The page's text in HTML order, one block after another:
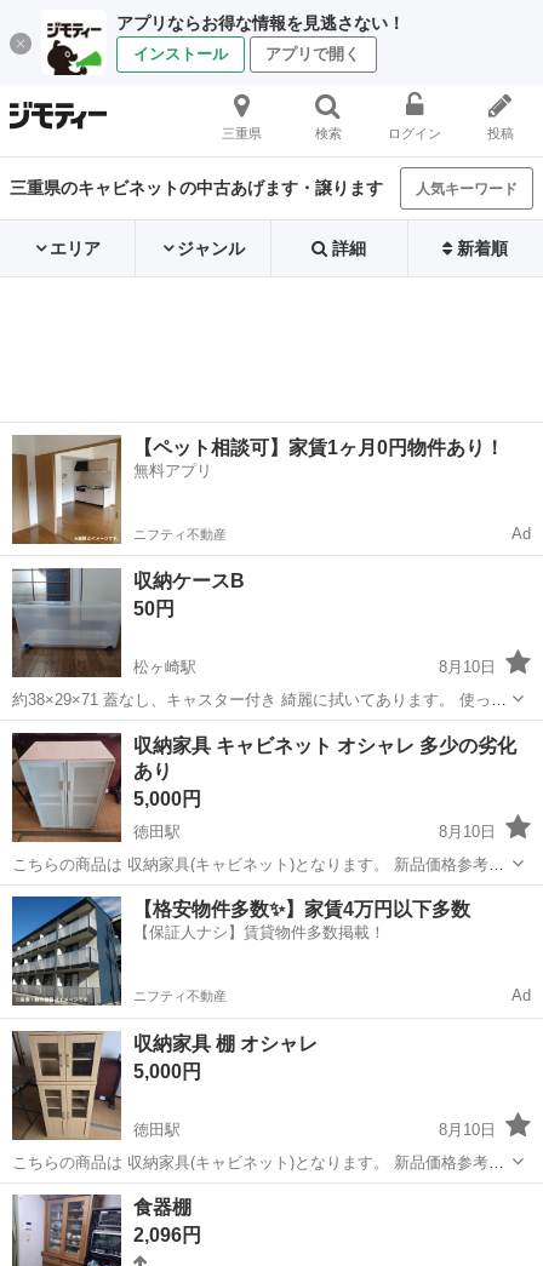
アプリならお得な情報を見逃さない！
インストール アプリで開く
三重県 検索 ログイン 投稿
三重県のキャビネットの中古あげます・譲ります 人気キーワード
エリア ジャンル 詳細 新着順
【ペット相談可】家賃1ヶ月0円物件あり！
無料アプリ
ニフティ不動産 Ad
収納ケースB
50円
松ヶ崎駅
8月10日
約38×29×71 蓋なし、キャスター付き 綺麗に拭いてあります。 使って
くださる方に。 津市〜紀北町間、伊勢市内等ても取引可能。
三重 松阪市 松ヶ崎駅 収納家具
収納家具 キャビネット オシャレ 多少の劣化
あり
5,000円
徳田駅
8月10日
こちらの商品は 収納家具(キャビネット)となります。 新品価格参考
￥35,000～￥50,000 基本清掃をしてありますが、落ちない汚れもござ
います。 ※冷やかしの問い合わせが多いため、定型分でお問い合わせ
の方は一切返...
三重 鈴鹿市 徳田駅 収納家具 商品
【格安物件多数✨】家賃4万円以下多数
【保証人ナシ】賃貸物件多数掲載！
ニフティ不動産 Ad
収納家具 棚 オシャレ
5,000円
徳田駅
8月10日
こちらの商品は 収納家具(キャビネット)となります。 新品価格参考
￥35,000～￥50,000 基本清掃をしてありますが、落ちない汚れもござ
います。 ※冷やかしの問い合わせが多いため、定型分でお問い合わせ
の方は一切返...
三重 鈴鹿市 徳田駅
食器棚
2,096円